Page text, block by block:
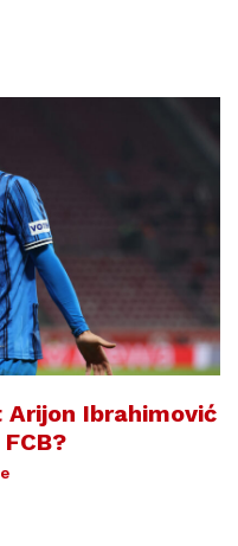
Arijon Ibrahimović